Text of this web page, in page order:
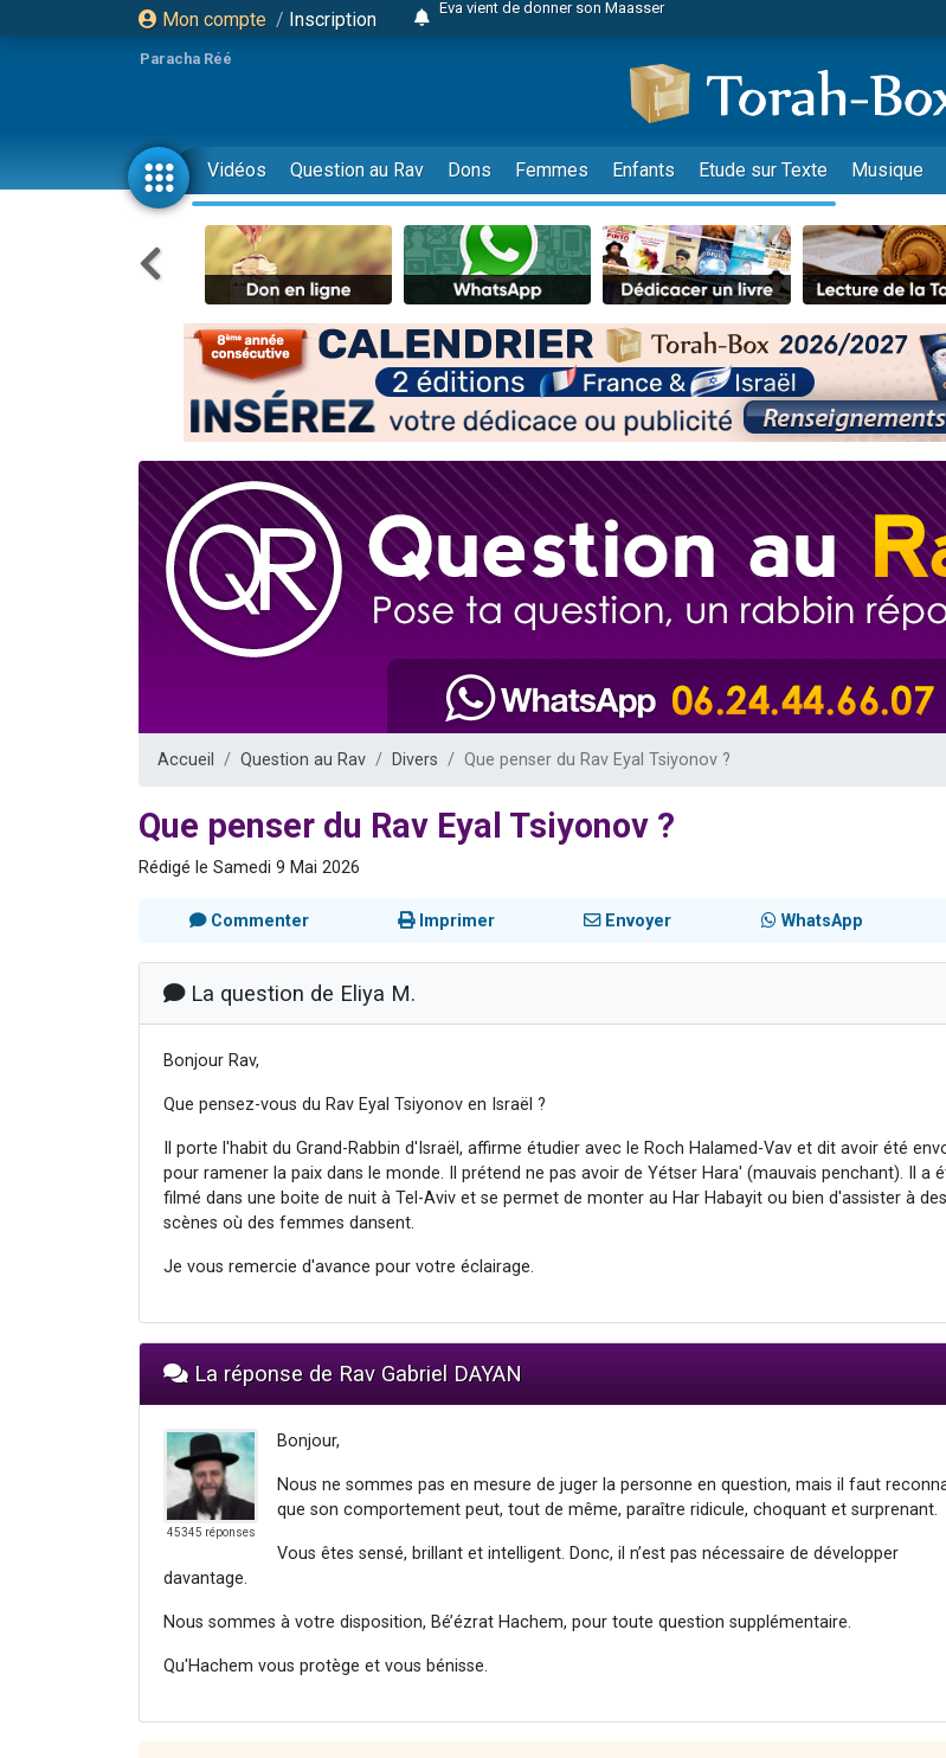
Mon compte / Inscription
4 personnes viennent de nous rejoindre sur WhatsApp
Odaya vient de donner son Maasser
3 personnes viennent de faire un don pour 5 jours de vacances aux
3 personnes viennent de faire un don pour Diane, 80 ans, dans un
13 personnes viennent de demander une bénédiction
2 personnes viennent de nous rejoindre sur WhatsApp
30 personnes viennent de faire un don pour Sauvez la jambe de Yohan
Il reste 49 places pour étudier en groupe sur Zoom
12 nouvelles musiques dans Torah-Box Music
3 personnes viennent de nous rejoindre sur WhatsApp
2 personnes viennent de nous rejoindre sur WhatsApp
3 personnes viennent de nous rejoindre sur WhatsApp
2 nouvelles musiques dans Torah-Box Music
8 personnes viennent de faire un don pour Tsédaka : pauvres d'Israel
Nouvelle émission radio : Visions de grandeur n°104 : Le Chabbath et le
Ariel vient de donner son Maasser
Il reste 49 places pour étudier en groupe sur Zoom
Eva vient de donner son Maasser
Paracha Réé
Vidéos Question au Rav Dons Femmes Enfants Etude sur Texte Musique
Accueil Question au Rav Divers Que penser du Rav Eyal Tsiyonov ?
Que penser du Rav Eyal Tsiyonov ?
Rédigé le Samedi 9 Mai 2026
Commenter Imprimer Envoyer WhatsApp
La question de Eliya M.
Bonjour Rav,
Que pensez-vous du Rav Eyal Tsiyonov en Israël ?
Il porte l'habit du Grand-Rabbin d'Israël, affirme étudier avec le Roch Halamed-Vav et dit avoir été
pour ramener la paix dans le monde. Il prétend ne pas avoir de Yétser Hara' (mauvais penchant). Il a
filmé dans une boite de nuit à Tel-Aviv et se permet de monter au Har Habayit ou bien d'assister à des
scènes où des femmes dansent.
Je vous remercie d'avance pour votre éclairage.
La réponse de Rav Gabriel DAYAN
45345 réponses
Bonjour,
Nous ne sommes pas en mesure de juger la personne en question, mais il faut
que son comportement peut, tout de même, paraître ridicule, choquant et surprenant.
Vous êtes sensé, brillant et intelligent. Donc, il n’est pas nécessaire de développer
davantage.
Nous sommes à votre disposition, Bé’ézrat Hachem, pour toute question supplémentaire.
Qu'Hachem vous protège et vous bénisse.